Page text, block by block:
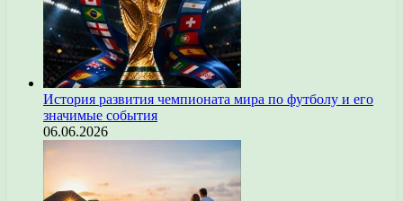
История развития чемпионата мира по футболу и его
значимые события
06.06.2026